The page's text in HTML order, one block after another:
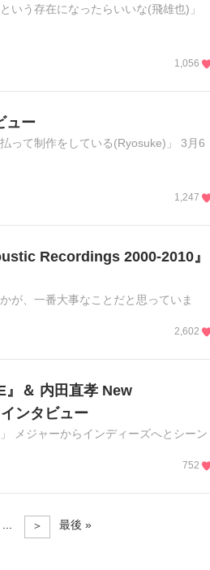
いう存在になったらいいな(飛雄也)」
1,056
ュー
って制作をしている(Ryosuke)」 3月6
1,247
Recordings 2000-2010』
が、一番大事なことだと思っていま
2,602
＆ 内田直孝 New
ンタビュー
メジャーからインディーズへとシーン
752
＞ 最後 »